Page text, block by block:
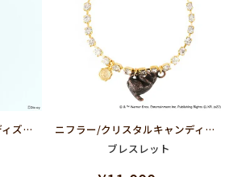
警察バッジ ネックレス【ディズニー アクセサリー】【ズートピア】
ニフラー/クリスタルキャンディー ブレスレット【ファンタスティックビースト コラボ】
ブレスレット